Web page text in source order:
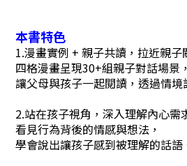
本書特色
1.漫畫實例 + 親子共讀，拉近親子
四格漫畫呈現30+組親子對話場景，
讓父母與孩子一起閱讀，透過情境
2.站在孩子視角，深入理解內心需
看見行為背後的情感與想法，
學會說出讓孩子感到被理解的話語